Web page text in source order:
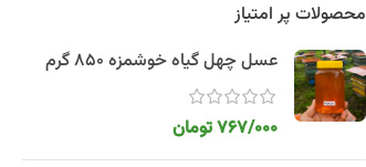
محصولات پر امتیاز
عسل چهل گیاه خوشمزه 850 گرم
767/000تومان